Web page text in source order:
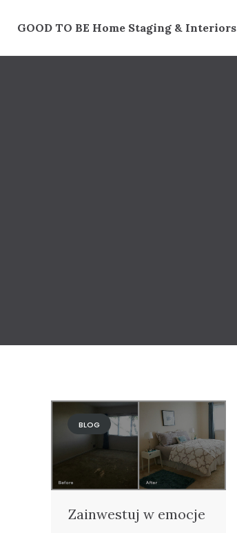
content
GOOD TO BE Home Staging & Interiors
BLOG
Zainwestuj w emocje